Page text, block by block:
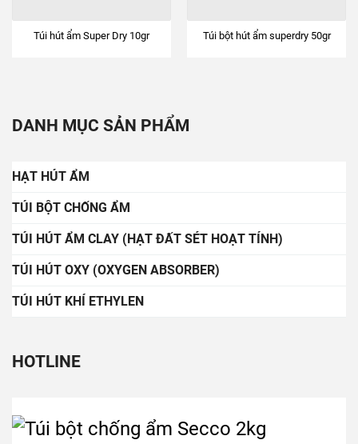
Túi hút ẩm Super Dry 10gr Túi bột hút ẩm superdry 50gr
DANH MỤC SẢN PHẨM
HẠT HÚT ẨM
TÚI BỘT CHỐNG ẨM
TÚI HÚT ẨM CLAY (HẠT ĐẤT SÉT HOẠT TÍNH)
TÚI HÚT OXY (OXYGEN ABSORBER)
TÚI HÚT KHÍ ETHYLEN
HOTLINE